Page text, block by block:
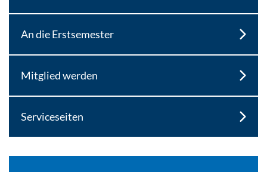
An die Erstsemester
Mitglied werden
Serviceseiten